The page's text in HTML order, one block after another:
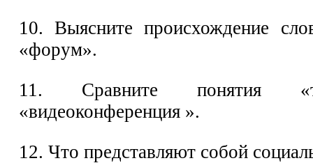
10. Выясните происхождение
«форум».
11. Сравните понятия
«видеоконференция ».
12. Что представляют собой